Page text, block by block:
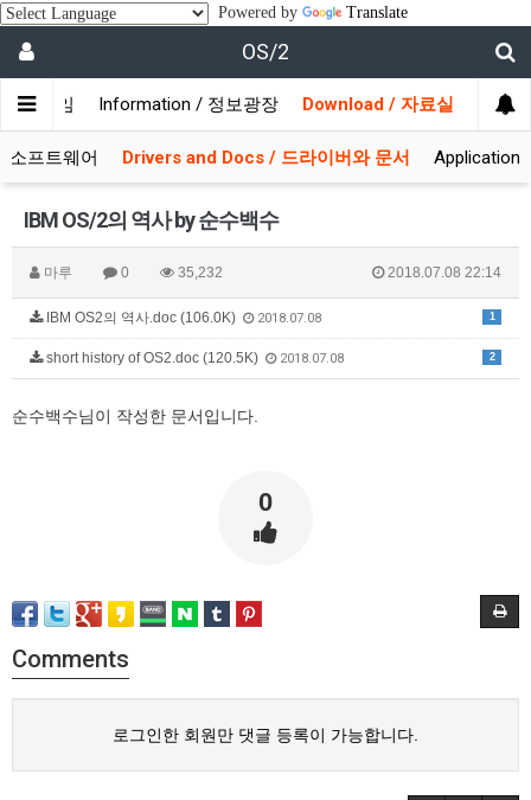
Powered by Translate
OS/2
자모임 Information / 정보광장 Download / 자료실
소프트웨어 Drivers and Docs / 드라이버와 문서
IBM OS/2의 역사 by 순수백수
마루 0 35,232 2018.07.08 22:14
1
IBM OS2의 역사.doc (106.0K) 2018.07.08
2
short history of OS2.doc (120.5K) 2018.07.08
순수백수님이 작성한 문서입니다.
0
Comments
로그인한 회원만 댓글 등록이 가능합니다.